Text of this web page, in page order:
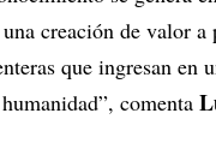
creación de valor
que ingresan en
comenta